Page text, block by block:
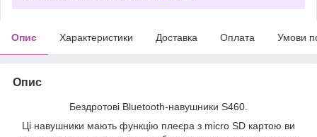
Опис Характеристики Доставка Оплата Умови
Опис
Бездротові Bluetooth-навушники S460.
Ці навушники мають функцію плеєра з micro SD картою ви